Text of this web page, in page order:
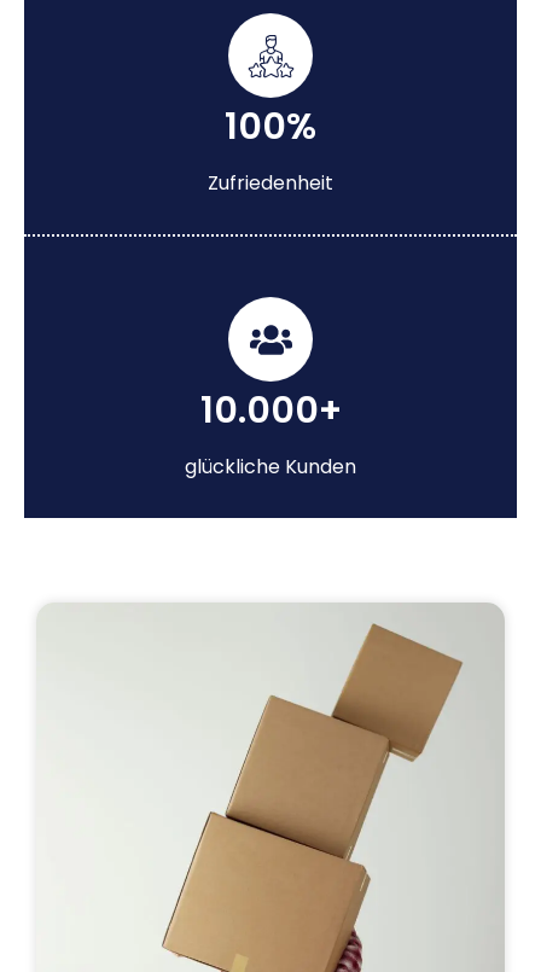
100%
Zufriedenheit
10.000+
glückliche Kunden